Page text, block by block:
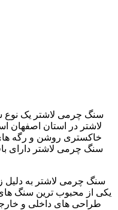
سنگ چرمی لاشتر یک
لاشتر در استان اصفهان
خاکستری روشن و رگه
سنگ چرمی لاشتر دارای
سنگ چرمی لاشتر به دلیل
یکی از محبوب ترین سنگ
طراحی های داخلی و